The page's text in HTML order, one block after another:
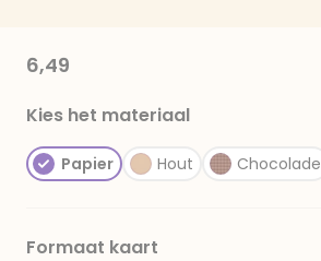
6,49
Kies het materiaal
Papier Hout Chocolade
Formaat kaart